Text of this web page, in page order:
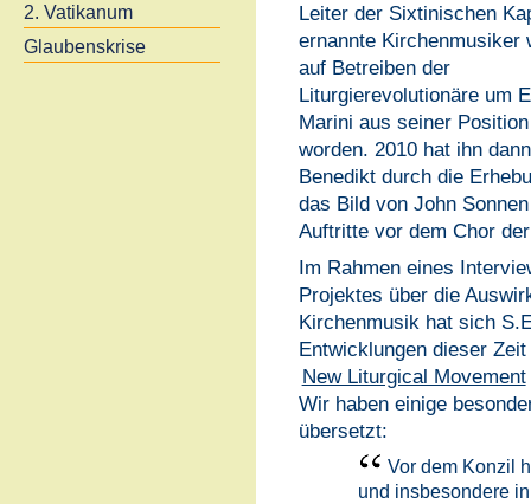
2. Vatikanum
Glaubenskrise
Leiter der Sixtinischen
ernannte Kirchenmusiker
auf Betreiben der
Liturgierevolutionäre um
Marini aus seiner
worden. 2010 hat ihn
Benedikt durch die
das Bild von John
Auftritte vor dem Chor
Im Rahmen eines
Projektes über die
Kirchenmusik hat sich
Entwicklungen dieser
New Liturgical Movement
Wir haben einige
übersetzt:
Vor dem Konzil
und insbesondere